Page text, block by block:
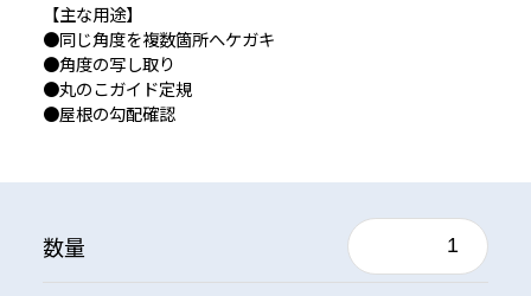
【主な用途】
●同じ角度を複数箇所へケガキ
●角度の写し取り
●丸のこガイド定規
●屋根の勾配確認
数量